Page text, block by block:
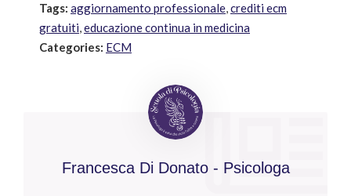
Tags: aggiornamento professionale,crediti ecm
gratuiti,educazione continua in medicina
Categories: ECM
Francesca Di Donato - Psicologa